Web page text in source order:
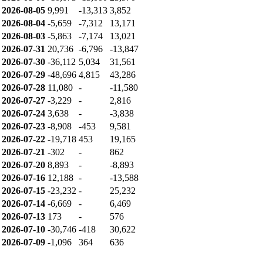
2026-08-05 9,991 -13,313 3,852
2026-08-04 -5,659 -7,312
13,171
2026-08-03 -5,863 -7,174
13,021
2026-07-31 20,736 -6,796
-13,847
2026-07-30 -36,112 5,034
31,561
2026-07-29 -48,696 4,815
43,286
2026-07-28 11,080 -
-11,580
2026-07-27 -3,229 -
2,816
2026-07-24 3,638 -
-3,838
2026-07-23 -8,908 -453
9,581
2026-07-22 -19,718 453
19,165
2026-07-21 -302 -
862
2026-07-20 8,893 -
-8,893
2026-07-16 12,188 -
-13,588
2026-07-15 -23,232 -
25,232
2026-07-14 -6,669 -
6,469
2026-07-13 173 -
576
2026-07-10 -30,746 -418
30,622
2026-07-09 -1,096 364 636